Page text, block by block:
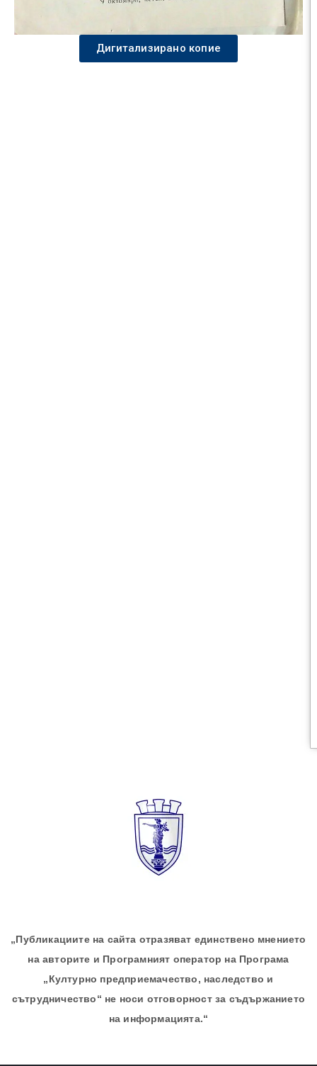
Дигитализирано копие
„Публикациите на сайта отразяват единствено мнението
на авторите и Програмният оператор на Програма
„Културно предприемачество, наследство и
сътрудничество“ не носи отговорност за съдържанието
на информацията.“